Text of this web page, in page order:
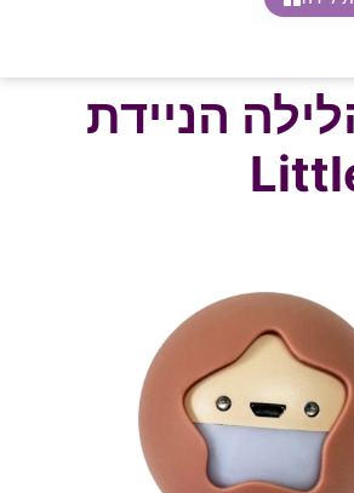
הניידת